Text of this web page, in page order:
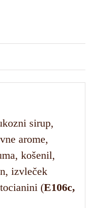
sirup,
arome,
košenil,
izvleček
(E106c,